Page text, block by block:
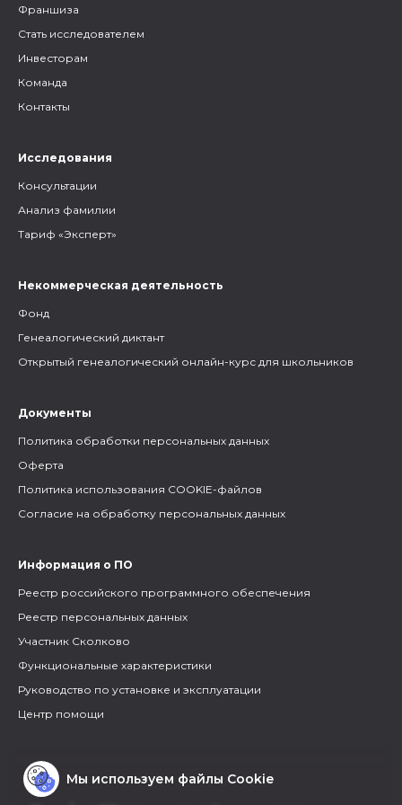
Франшиза
Стать исследователем
Инвесторам
Команда
Контакты
Исследования
Консультации
Анализ фамилии
Тариф «Эксперт»
Некоммерческая деятельность
Фонд
Генеалогический диктант
Открытый генеалогический онлайн-курс для школьников
Документы
Политика обработки персональных данных
Оферта
Политика использования COOKIE-файлов
Согласие на обработку персональных данных
Информация о ПО
Реестр российского программного обеспечения
Реестр персональных данных
Участник Сколково
Функциональные характеристики
Руководство по установке и эксплуатации
Центр помощи
Мы используем файлы Cookie